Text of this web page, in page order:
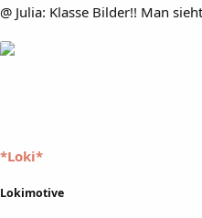
@ Julia: Klasse Bilder!! Man
*Loki*
Lokimotive